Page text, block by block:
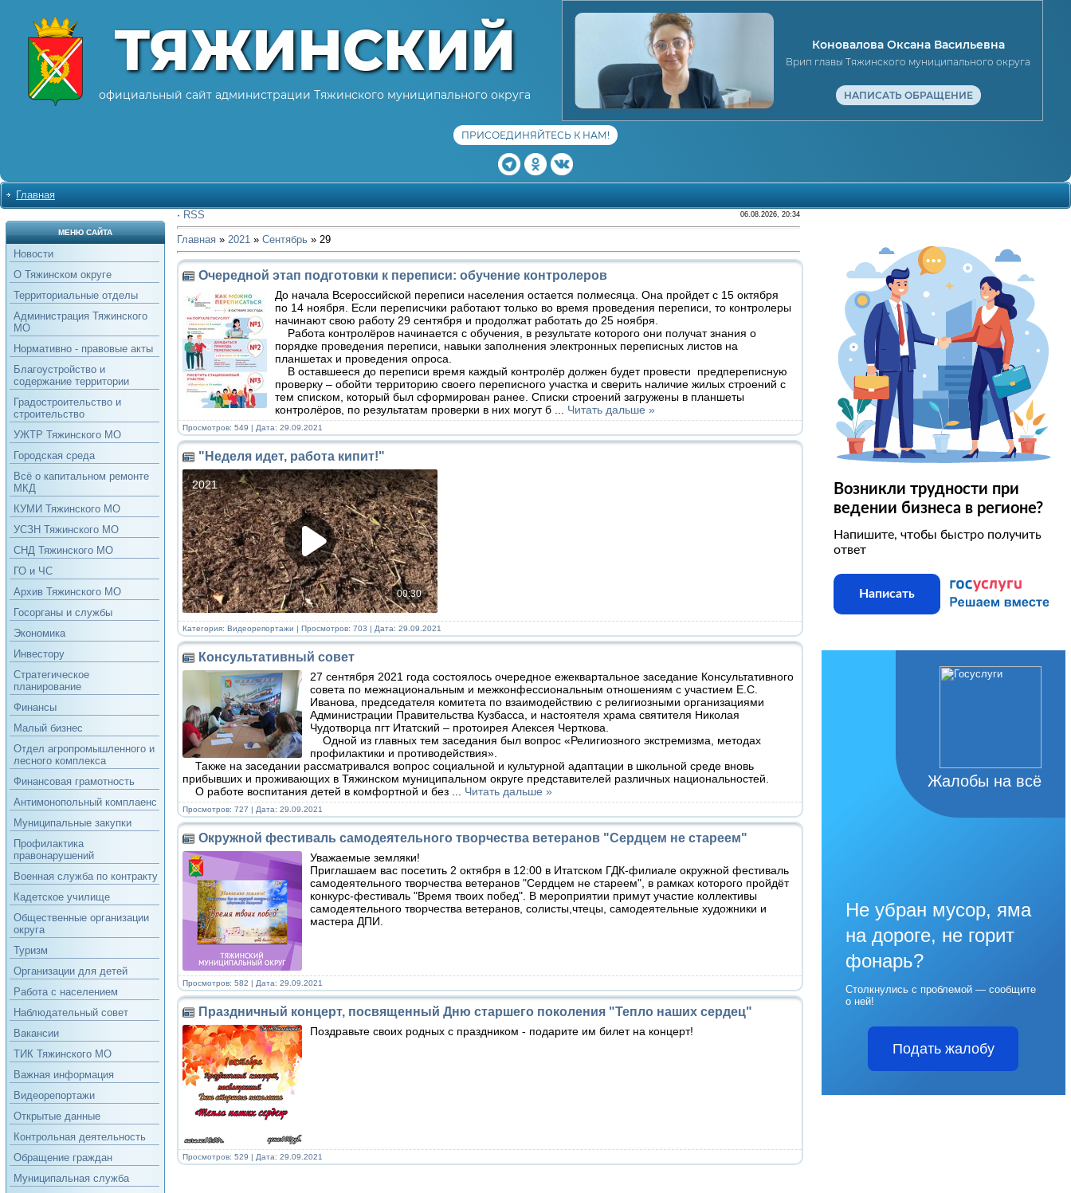
ТЯЖИНСКИЙ
официальный сайт администрации Тяжинского муниципального округа
Коновалова Оксана Васильевна
Врип главы Тяжинского муниципального округа
НАПИСАТЬ ОБРАЩЕНИЕ
ПРИСОЕДИНЯЙТЕСЬ К НАМ!
Главная
МЕНЮ САЙТА
Новости
О Тяжинском округе
Территориальные отделы
Администрация Тяжинского
МО
Нормативно - правовые акты
Благоустройство и
содержание территории
Градостроительство и
строительство
УЖТР Тяжинского МО
Городская среда
Всё о капитальном ремонте
МКД
КУМИ Тяжинского МО
УСЗН Тяжинского МО
СНД Тяжинского МО
ГО и ЧС
Архив Тяжинского МО
Госорганы и службы
Экономика
Инвестору
Стратегическое
планирование
Финансы
Малый бизнес
Отдел агропромышленного и
лесного комплекса
Финансовая грамотность
Антимонопольный комплаенс
Муниципальные закупки
Профилактика
правонарушений
Военная служба по контракту
Кадетское училище
Общественные организации
округа
Туризм
Организации для детей
Работа с населением
Наблюдательный совет
Вакансии
ТИК Тяжинского МО
Важная информация
Видеорепортажи
Открытые данные
Контрольная деятельность
Обращение граждан
Муниципальная служба
· RSS 06.08.2026, 20:34
Главная» 2021 » Сентябрь » 29
Очередной этап подготовки к переписи: обучение контролеров
До начала Всероссийской переписи населения остается полмесяца. Она пройдет с 15 октября
по 14 ноября. Если переписчики работают только во время проведения переписи, то контролеры
начинают свою работу 29 сентября и продолжат работать до 25 ноября.
Работа контролёров начинается с обучения, в результате которого они получат знания о
порядке проведения переписи, навыки заполнения электронных переписных листов на
планшетах и проведения опроса.
В оставшееся до переписи время каждый контролёр должен будет провести предпереписную
проверку – обойти территорию своего переписного участка и сверить наличие жилых строений с
тем списком, который был сформирован ранее. Списки строений загружены в планшеты
контролёров, по результатам проверки в них могут б
Читать дальше »
Просмотров: 549 | Дата: 29.09.2021
"Неделя идет, работа кипит!"
Категория: Видеорепортажи | Просмотров: 703 | Дата: 29.09.2021
Консультативный совет
27 сентября 2021 года состоялось очередное ежеквартальное заседание Консультативного
совета по межнациональным и межконфессиональным отношениям с участием Е.С.
Иванова, председателя комитета по взаимодействию с религиозными организациями
Администрации Правительства Кузбасса, и настоятеля храма святителя Николая
Чудотворца пгт Итатский – протоирея Алексея Черткова.
Одной из главных тем заседания был вопрос «Религиозного экстремизма, методах
профилактики и противодействия».
Также на заседании рассматривался вопрос социальной и культурной адаптации в школьной среде вновь
прибывших и проживающих в Тяжинском муниципальном округе представителей различных национальностей.
О работе воспитания детей в комфортной и без
Читать дальше »
Просмотров: 727 | Дата: 29.09.2021
Окружной фестиваль самодеятельного творчества ветеранов "Сердцем не стареем"
Уважаемые земляки!
Приглашаем вас посетить 2 октября в 12:00 в Итатском ГДК-филиале окружной фестиваль
самодеятельного творчества ветеранов "Сердцем не стареем", в рамках которого пройдёт
конкурс-фестиваль "Время твоих побед". В мероприятии примут участие коллективы
самодеятельного творчества ветеранов, солисты,чтецы, самодеятельные художники и
мастера ДПИ.
Просмотров: 582 | Дата: 29.09.2021
Праздничный концерт, посвященный Дню старшего поколения "Тепло наших сердец"
Поздравьте своих родных с праздником - подарите им билет на концерт!
Просмотров: 529 | Дата: 29.09.2021
Возникли трудности при
ведении бизнеса в регионе?
Напишите, чтобы быстро получить
ответ
Написать
Жалобы на всё
Не убран мусор, яма
на дороге, не горит
фонарь?
Столкнулись с проблемой — сообщите
о ней!
Подать жалобу